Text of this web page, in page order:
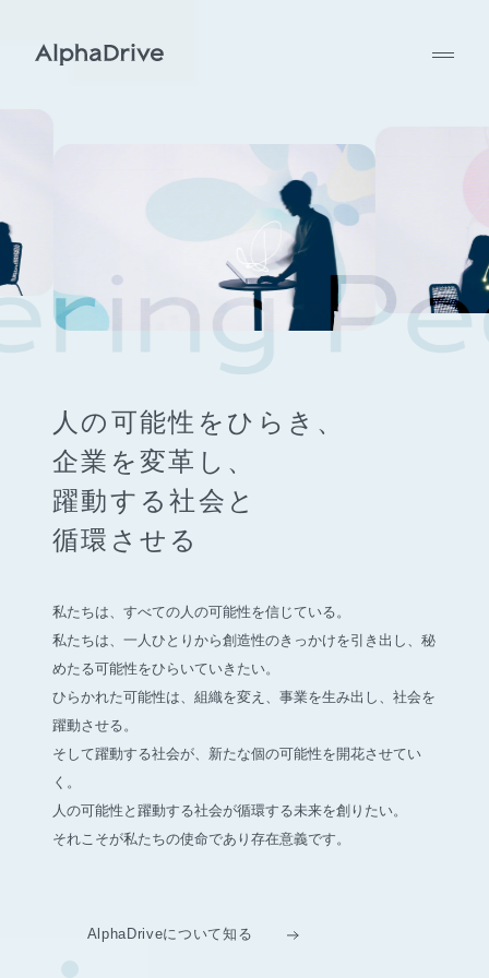
人の可能性をひらき、
企業を変革し、
躍動する社会と
循環させる
私たちは、すべての人の可能性を信じている。
私たちは、一人ひとりから創造性のきっかけを引き出し、 秘
めたる可能性をひらいていきたい。
ひらかれた可能性は、組織を変え、事業を生み出し、社会を
躍動させる。
そして躍動する社会が、新たな個の可能性を開花させてい
く。
人の可能性と躍動する社会が循環する未来を創りたい。
それこそが私たちの使命であり存在意義です。
AlphaDriveについて知る